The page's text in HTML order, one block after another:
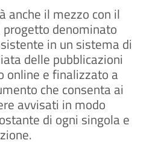
anche il mezzo con il
denominato
in un sistema di
delle pubblicazioni
online e finalizzato a
che consenta ai
avvisati in modo
di ogni singola e